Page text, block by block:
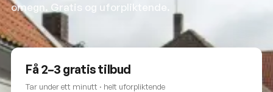
omegn. Gratis og uforpliktende.
Få 2–3 gratis tilbud
Tar under ett minutt · helt uforpliktende